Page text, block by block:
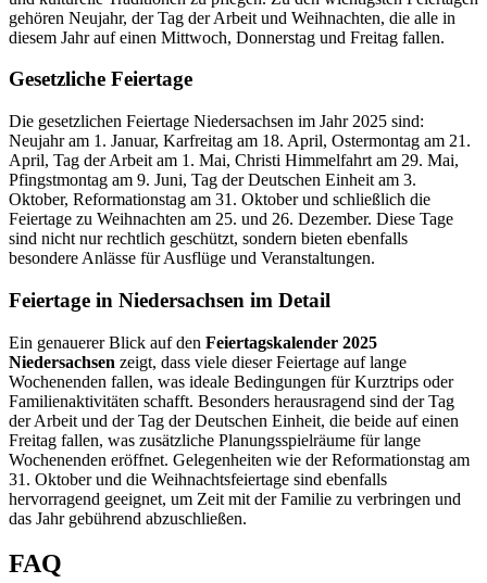
gehören Neujahr, der Tag der Arbeit und Weihnachten, die alle in
diesem Jahr auf einen Mittwoch, Donnerstag und Freitag fallen.
Gesetzliche Feiertage
Die gesetzlichen Feiertage Niedersachsen im Jahr 2025 sind:
Neujahr am 1. Januar, Karfreitag am 18. April, Ostermontag am 21.
April, Tag der Arbeit am 1. Mai, Christi Himmelfahrt am 29. Mai,
Pfingstmontag am 9. Juni, Tag der Deutschen Einheit am 3.
Oktober, Reformationstag am 31. Oktober und schließlich die
Feiertage zu Weihnachten am 25. und 26. Dezember. Diese Tage
sind nicht nur rechtlich geschützt, sondern bieten ebenfalls
besondere Anlässe für Ausflüge und Veranstaltungen.
Feiertage in Niedersachsen im Detail
Ein genauerer Blick auf den Feiertagskalender 2025
Niedersachsen zeigt, dass viele dieser Feiertage auf lange
Wochenenden fallen, was ideale Bedingungen für Kurztrips oder
Familienaktivitäten schafft. Besonders herausragend sind der Tag
der Arbeit und der Tag der Deutschen Einheit, die beide auf einen
Freitag fallen, was zusätzliche Planungsspielräume für lange
Wochenenden eröffnet. Gelegenheiten wie der Reformationstag am
31. Oktober und die Weihnachtsfeiertage sind ebenfalls
hervorragend geeignet, um Zeit mit der Familie zu verbringen und
das Jahr gebührend abzuschließen.
FAQ